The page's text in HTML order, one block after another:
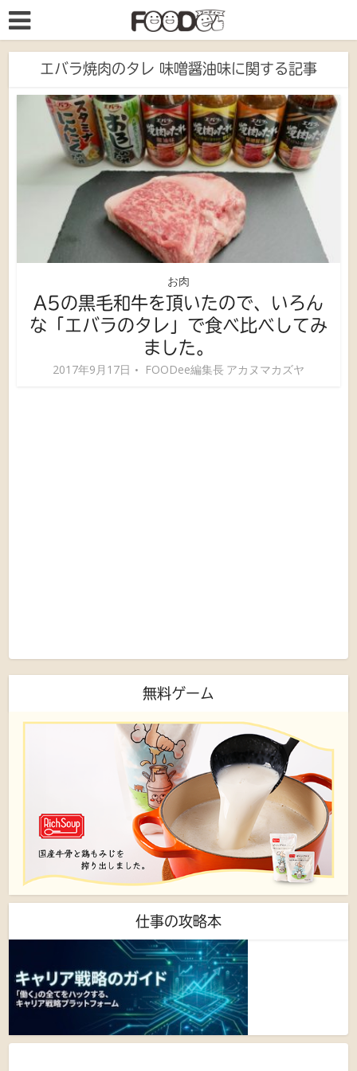
エバラ焼肉のタレ 味噌醤油味に関する記事
お肉
A5の黒毛和牛を頂いたので、いろん
な「エバラのタレ」で食べ比べしてみ
ました。
2017年9月17日 FOODee編集長 アカヌマカズヤ
無料ゲーム
仕事の攻略本